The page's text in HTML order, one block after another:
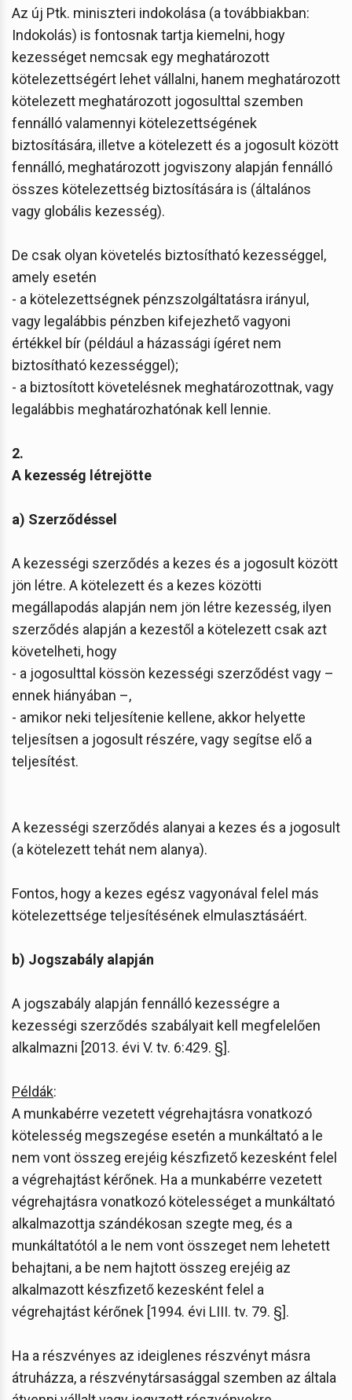
Az új Ptk. miniszteri indokolása (a továbbiakban:
Indokolás) is fontosnak tartja kiemelni, hogy
kezességet nemcsak egy meghatározott
kötelezettségért lehet vállalni, hanem meghatározott
kötelezett meghatározott jogosulttal szemben
fennálló valamennyi kötelezettségének
biztosítására, illetve a kötelezett és a jogosult között
fennálló, meghatározott jogviszony alapján fennálló
összes kötelezettség biztosítására is (általános
vagy globális kezesség).
De csak olyan követelés biztosítható kezességgel,
amely esetén
- a kötelezettségnek pénzszolgáltatásra irányul,
vagy legalábbis pénzben kifejezhető vagyoni
értékkel bír (például a házassági ígéret nem
biztosítható kezességgel);
- a biztosított követelésnek meghatározottnak, vagy
legalábbis meghatározhatónak kell lennie.
2.
A kezesség létrejötte
a) Szerződéssel
A kezességi szerződés a kezes és a jogosult között
jön létre. A kötelezett és a kezes közötti
megállapodás alapján nem jön létre kezesség, ilyen
szerződés alapján a kezestől a kötelezett csak azt
követelheti, hogy
- a jogosulttal kössön kezességi szerződést vagy –
ennek hiányában –,
- amikor neki teljesítenie kellene, akkor helyette
teljesítsen a jogosult részére, vagy segítse elő a
teljesítést.
A kezességi szerződés alanyai a kezes és a jogosult
(a kötelezett tehát nem alanya).
Fontos, hogy a kezes egész vagyonával felel más
kötelezettsége teljesítésének elmulasztásáért.
b) Jogszabály alapján
A jogszabály alapján fennálló kezességre a
kezességi szerződés szabályait kell megfelelően
alkalmazni [2013. évi V. tv. 6:429. §].
Példák:
A munkabérre vezetett végrehajtásra vonatkozó
kötelesség megszegése esetén a munkáltató a le
nem vont összeg erejéig készfizető kezesként felel
a végrehajtást kérőnek. Ha a munkabérre vezetett
végrehajtásra vonatkozó kötelességet a munkáltató
alkalmazottja szándékosan szegte meg, és a
munkáltatótól a le nem vont összeget nem lehetett
behajtani, a be nem hajtott összeg erejéig az
alkalmazott készfizető kezesként felel a
végrehajtást kérőnek [1994. évi LIII. tv. 79. §].
Ha a részvényes az ideiglenes részvényt másra
átruházza, a részvénytársasággal szemben az általa